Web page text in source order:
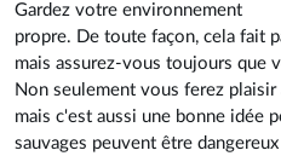
Gardez votre environnement
propre. De toute façon, cela fait
mais assurez-vous toujours que
Non seulement vous ferez
mais c'est aussi une bonne idée
sauvages peuvent être